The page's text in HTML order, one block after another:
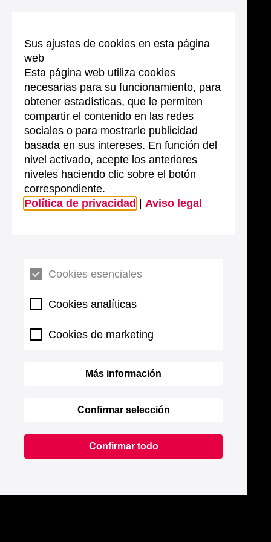
Sus ajustes de cookies en esta página
web
Esta página web utiliza cookies
necesarias para su funcionamiento, para
obtener estadísticas, que le permiten
compartir el contenido en las redes
sociales o para mostrarle publicidad
basada en sus intereses. En función del
nivel activado, acepte los anteriores
niveles haciendo clic sobre el botón
correspondiente.
Política de privacidad
Aviso legal
Cookies esenciales
Cookies analíticas
Cookies de marketing
Más información
Confirmar selección
Confirmar todo